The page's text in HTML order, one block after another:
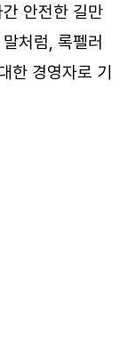
안전한 길만
처럼, 록펠러
한 경영자로 기